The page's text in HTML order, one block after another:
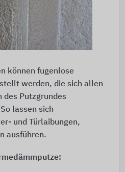
können fugenlose
werden, die sich allen
des Putzgrundes
lassen sich
und Türlaibungen,
ausführen.